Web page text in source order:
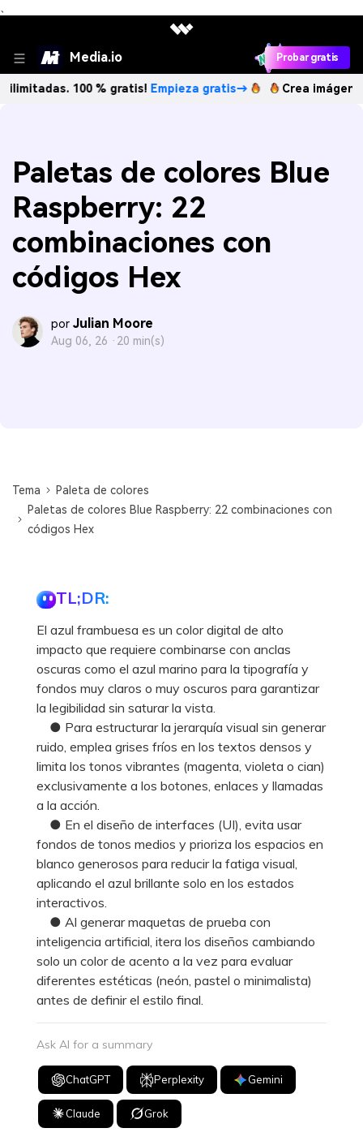
、
Media.io Probar gratis
100 % gratis! Empieza gratis→ Crea imágenes IA
Paletas de colores Blue
Raspberry: 22
combinaciones con
códigos Hex
por Julian Moore
Aug 06, 26 · 20 min(s)
Tema
Paleta de colores
Paletas de colores Blue Raspberry: 22 combinaciones con
códigos Hex
TL;DR:
El azul frambuesa es un color digital de alto
impacto que requiere combinarse con anclas
oscuras como el azul marino para la tipografía y
fondos muy claros o muy oscuros para garantizar
la legibilidad sin saturar la vista.
● Para estructurar la jerarquía visual sin generar
ruido, emplea grises fríos en los textos densos y
limita los tonos vibrantes (magenta, violeta o cian)
exclusivamente a los botones, enlaces y llamadas
a la acción.
● En el diseño de interfaces (UI), evita usar
fondos de tonos medios y prioriza los espacios en
blanco generosos para reducir la fatiga visual,
aplicando el azul brillante solo en los estados
interactivos.
● Al generar maquetas de prueba con
inteligencia artificial, itera los diseños cambiando
solo un color de acento a la vez para evaluar
diferentes estéticas (neón, pastel o minimalista)
antes de definir el estilo final.
Ask AI for a summary
ChatGPT Perplexity Gemini
Claude Grok